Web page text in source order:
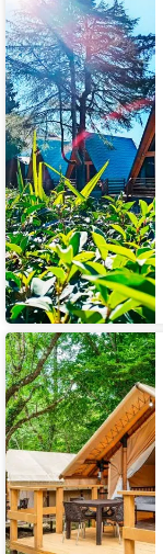
отдыха
Эльбрус
Глэмпинг
Инал